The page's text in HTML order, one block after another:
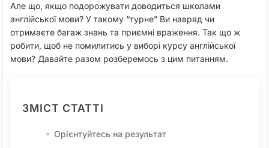
Але що, якщо подорожувати доводиться школами
англійської мови? У такому “турне” Ви навряд чи
отримаєте багаж знань та приємні враження. Так що ж
робити, щоб не помилитись у виборі курсу англійської
мови? Давайте разом розберемось з цим питанням.
ЗМІСТ СТАТТІ
Орієнтуйтесь на результат